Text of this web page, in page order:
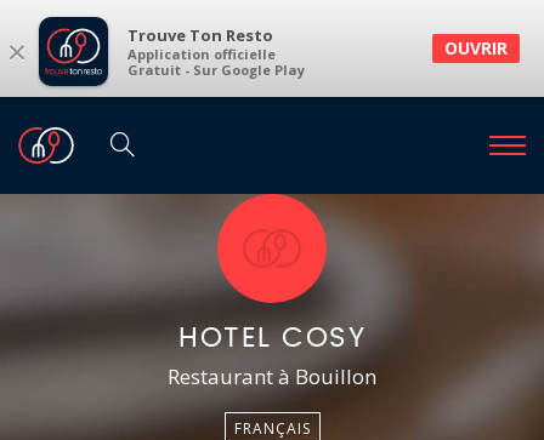
× Trouve Ton Resto
Application officielle
Gratuit - Sur Google Play
OUVRIR
HOTEL COSY
Restaurant à Bouillon
FRANÇAIS